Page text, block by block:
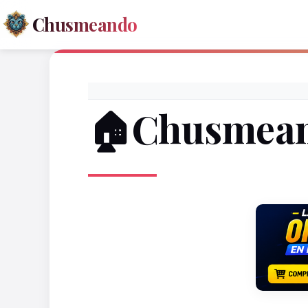
Chusmeando